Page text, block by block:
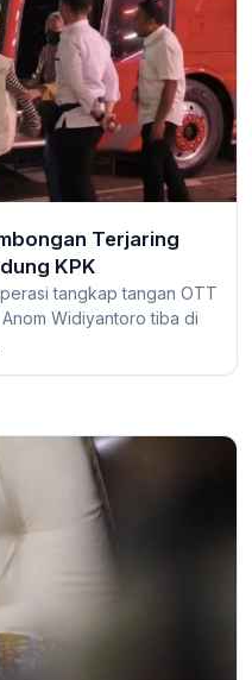
Terjaring
KPK
tangkap tangan OTT
Widiyantoro tiba di